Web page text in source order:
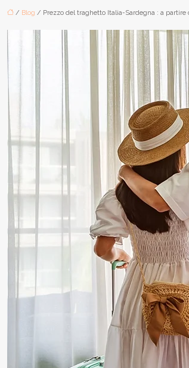
/ Blog / Prezzo del traghetto Italia-Sardegna : a partire